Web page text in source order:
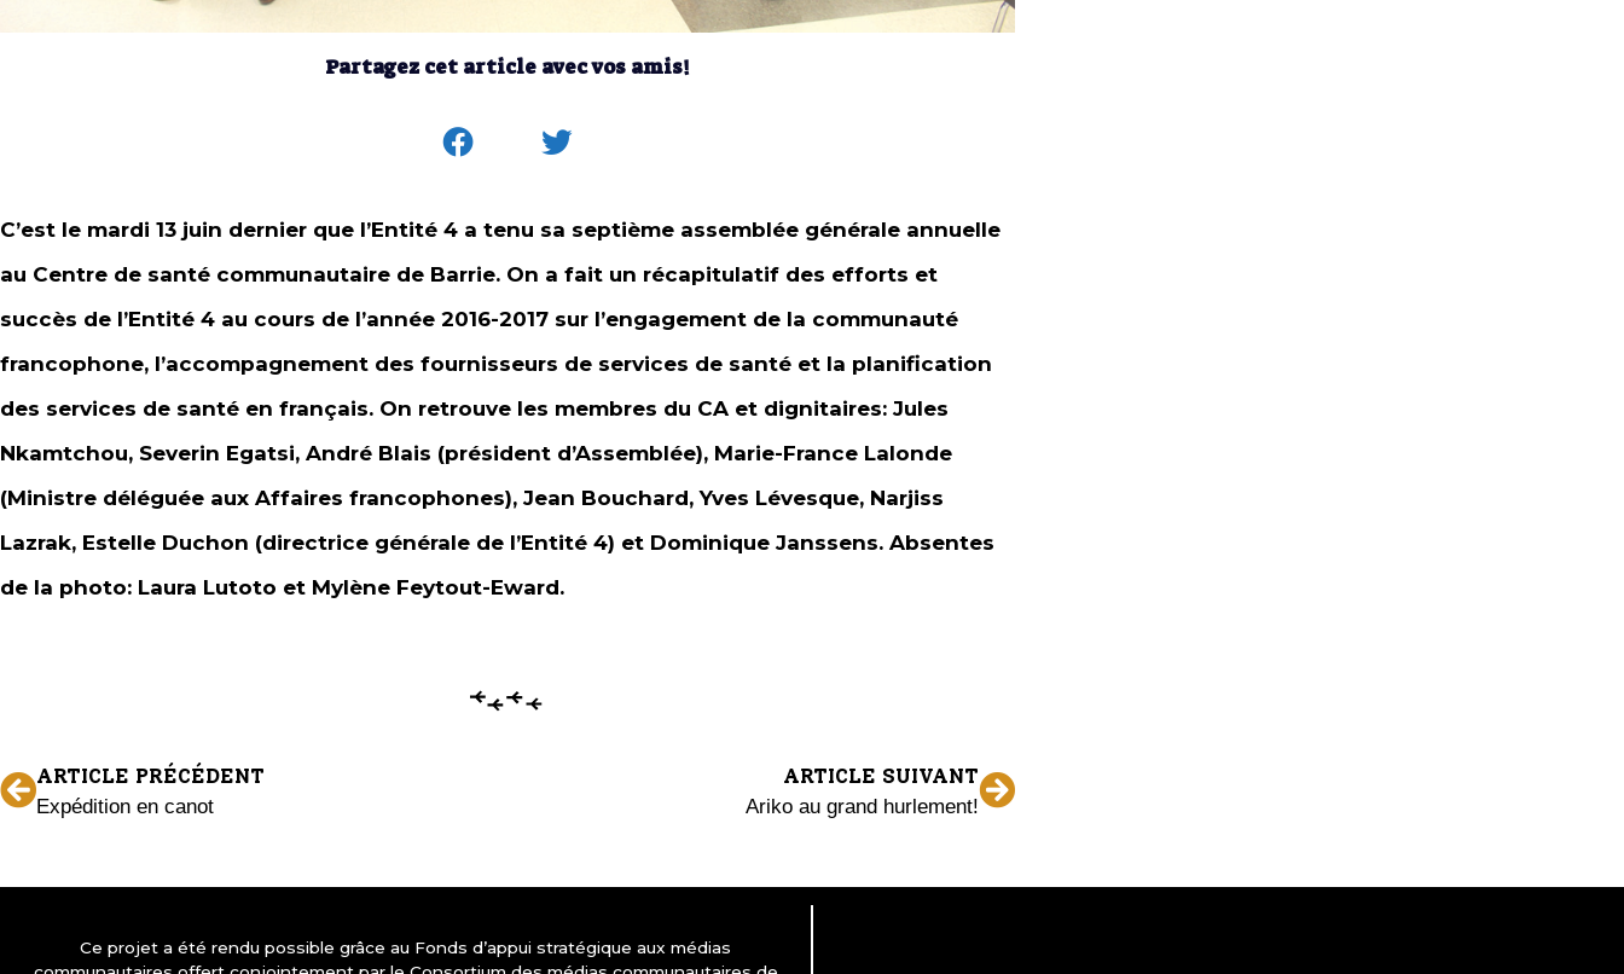
Partagez cet article avec vos amis!
C’est le mardi 13 juin dernier que l’Entité 4 a tenu sa septième assemblée générale annuelle
au Centre de santé communautaire de Barrie. On a fait un récapitulatif des efforts et
succès de l’Entité 4 au cours de l’année 2016-2017 sur l’engagement de la communauté
francophone, l’accompagnement des fournisseurs de services de santé et la planification
des services de santé en français. On retrouve les membres du CA et dignitaires: Jules
Nkamtchou, Severin Egatsi, André Blais (président d’Assemblée), Marie-France Lalonde
(Ministre déléguée aux Affaires francophones), Jean Bouchard, Yves Lévesque, Narjiss
Lazrak, Estelle Duchon (directrice générale de l’Entité 4) et Dominique Janssens. Absentes
de la photo: Laura Lutoto et Mylène Feytout-Eward.
ARTICLE PRÉCÉDENT
Expédition en canot
ARTICLE SUIVANT
Ariko au grand hurlement!
Ce projet a été rendu possible grâce au Fonds d’appui stratégique aux médias